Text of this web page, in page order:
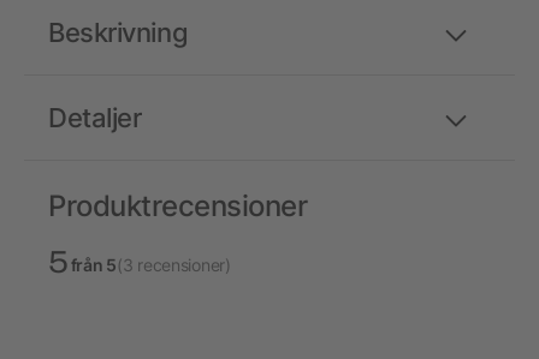
Detaljer
Beskrivning
Produktrecensioner
5från 5(3 recensioner)